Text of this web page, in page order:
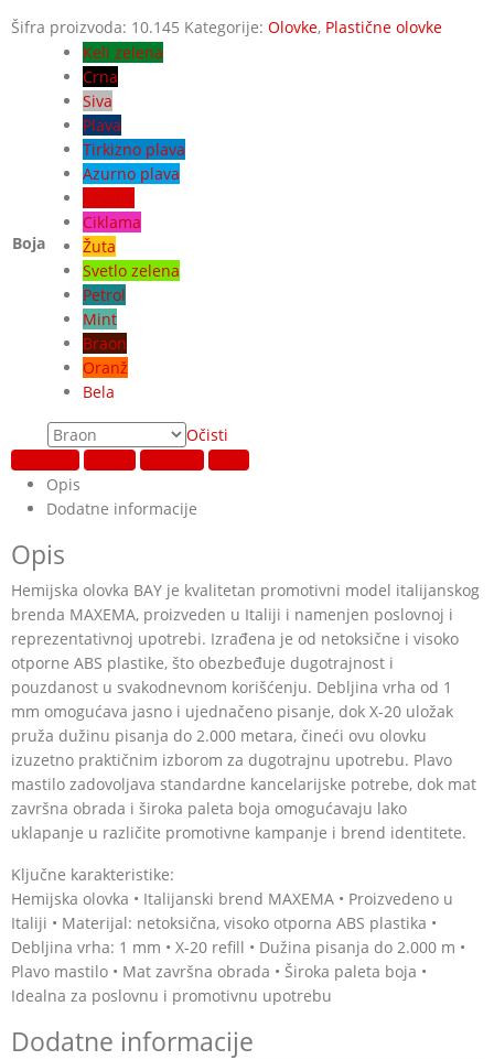
Šifra proizvoda: 10.145 Kategorije: Olovke, Plastične olovke
Boja
Keli zelena
Crna
Siva
Plava
Tirkizno plava
Azurno plava
Ciklama
Žuta
Svetlo zelena
Petrol
Mint
Braon
Oranž
Bela
Očisti
Facebook Twitter Google + Email
Opis
Dodatne informacije
Opis
Hemijska olovka BAY je kvalitetan promotivni model italijanskog
brenda MAXEMA, proizveden u Italiji i namenjen poslovnoj i
reprezentativnoj upotrebi. Izrađena je od netoksične i visoko
otporne ABS plastike, što obezbeđuje dugotrajnost i
pouzdanost u svakodnevnom korišćenju. Debljina vrha od 1
mm omogućava jasno i ujednačeno pisanje, dok X-20 uložak
pruža dužinu pisanja do 2.000 metara, čineći ovu olovku
izuzetno praktičnim izborom za dugotrajnu upotrebu. Plavo
mastilo zadovoljava standardne kancelarijske potrebe, dok mat
završna obrada i široka paleta boja omogućavaju lako
uklapanje u različite promotivne kampanje i brend identitete.
Ključne karakteristike:
Hemijska olovka • Italijanski brend MAXEMA • Proizvedeno u
Italiji • Materijal: netoksična, visoko otporna ABS plastika •
Debljina vrha: 1 mm • X-20 refill • Dužina pisanja do 2.000 m •
Plavo mastilo • Mat završna obrada • Široka paleta boja •
Idealna za poslovnu i promotivnu upotrebu
Dodatne informacije